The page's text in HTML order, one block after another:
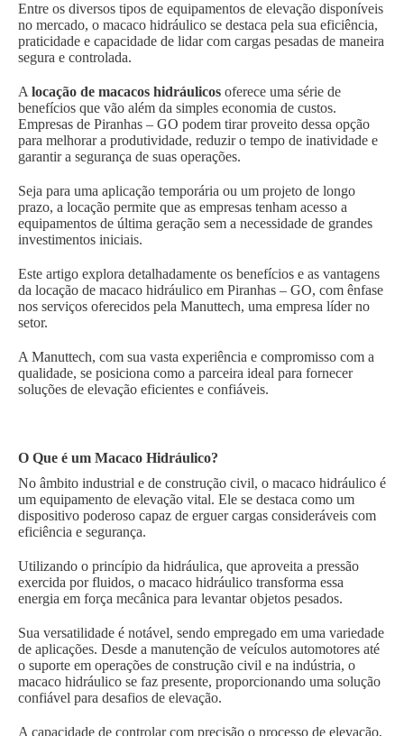
Entre os diversos tipos de equipamentos de elevação disponíveis
no mercado, o macaco hidráulico se destaca pela sua eficiência,
praticidade e capacidade de lidar com cargas pesadas de maneira
segura e controlada.
A locação de macacos hidráulicos oferece uma série de
benefícios que vão além da simples economia de custos.
Empresas de Piranhas – GO podem tirar proveito dessa opção
para melhorar a produtividade, reduzir o tempo de inatividade e
garantir a segurança de suas operações.
Seja para uma aplicação temporária ou um projeto de longo
prazo, a locação permite que as empresas tenham acesso a
equipamentos de última geração sem a necessidade de grandes
investimentos iniciais.
Este artigo explora detalhadamente os benefícios e as vantagens
da locação de macaco hidráulico em Piranhas – GO, com ênfase
nos serviços oferecidos pela Manuttech, uma empresa líder no
setor.
A Manuttech, com sua vasta experiência e compromisso com a
qualidade, se posiciona como a parceira ideal para fornecer
soluções de elevação eficientes e confiáveis.
O Que é um Macaco Hidráulico?
No âmbito industrial e de construção civil, o macaco hidráulico é
um equipamento de elevação vital. Ele se destaca como um
dispositivo poderoso capaz de erguer cargas consideráveis com
eficiência e segurança.
Utilizando o princípio da hidráulica, que aproveita a pressão
exercida por fluidos, o macaco hidráulico transforma essa
energia em força mecânica para levantar objetos pesados.
Sua versatilidade é notável, sendo empregado em uma variedade
de aplicações. Desde a manutenção de veículos automotores até
o suporte em operações de construção civil e na indústria, o
macaco hidráulico se faz presente, proporcionando uma solução
confiável para desafios de elevação.
A capacidade de controlar com precisão o processo de elevação,